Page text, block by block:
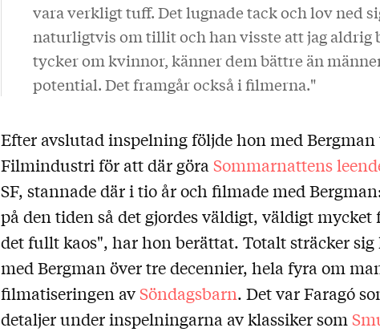
vara verkligt tuff. Det lugnade tack och lov ned
naturligtvis om tillit och han visste att jag aldrig
tycker om kvinnor, känner dem bättre än
potential. Det framgår också i filmerna."
Efter avslutad inspelning följde hon med Bergman
Filmindustri för att där göra Sommarnattens
SF, stannade där i tio år och filmade med
på den tiden så det gjordes väldigt, väldigt
det fullt kaos", har hon berättat. Totalt sträcker sig
med Bergman över tre decennier, hela fyra om
filmatiseringen avSöndagsbarn. Det var Faragó
detaljer under inspelningarna av klassiker som